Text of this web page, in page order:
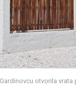
otvorila